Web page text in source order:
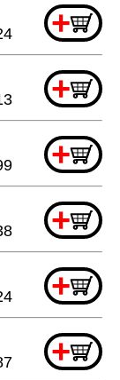
+
+
+
+
+
+